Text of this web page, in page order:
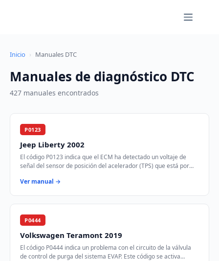
Inicio › Manuales DTC
Manuales de diagnóstico DTC
427 manuales encontrados
P0123
Jeep Liberty 2002
El código P0123 indica que el ECM ha detectado un voltaje de
señal del sensor de posición del acelerador (TPS) que está por
Ver manual →
P0444
Volkswagen Teramont 2019
El código P0444 indica un problema con el circuito de la válvula
de control de purga del sistema EVAP. Este código se activa